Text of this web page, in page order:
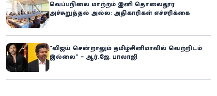
வெப்பநிலை மாற்றம் இனி தொலைதூர
அச்சுறுத்தல் அல்ல: அதிகாரிகள் எச்சரிக்கை
“விஜய் சென்றாலும் தமிழ்சினிமாவில் வெற்றிடம்
இல்லை” – ஆர்.ஜே. பாலாஜி